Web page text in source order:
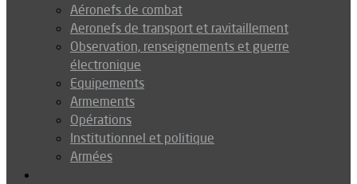
Aéronefs de combat
Aeronefs de transport et ravitaillement
Observation, renseignements et guerre
électronique
Equipements
Armements
Opérations
Institutionnel et politique
Armées